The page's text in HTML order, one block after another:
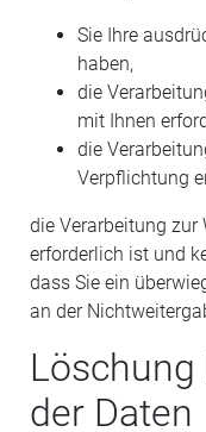
Sie Ihre
haben,
die
mit Ihnen
die
Verpflichtung
die Verarbeitung zur
erforderlich ist und
dass Sie ein
an der
Löschung
der Daten